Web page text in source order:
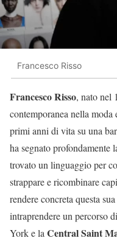
Francesco Risso
Francesco Risso, nato nel
contemporanea nella moda
primi anni di vita su una
ha segnato profondamente
trovato un linguaggio per
strappare e ricombinare
rendere concreta questa
intraprendere un percorso
York e laCentral Saint